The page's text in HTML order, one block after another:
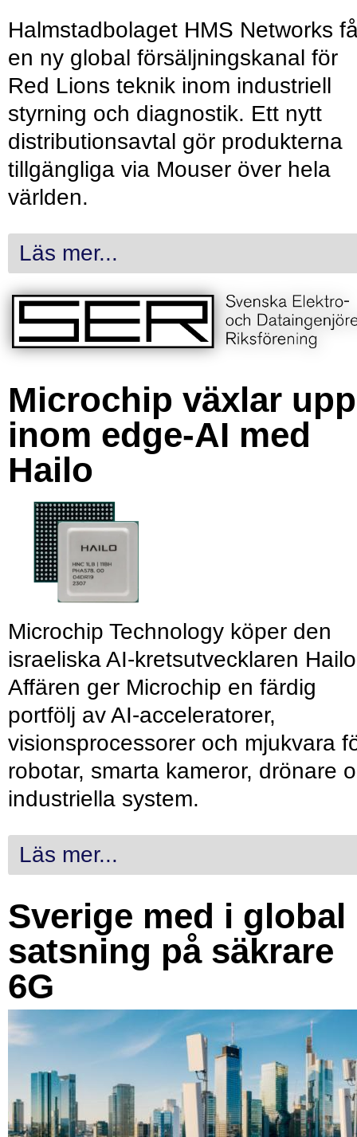
Halmstadbolaget HMS Networks
en ny global försäljningskanal för
Red Lions teknik inom industriell
styrning och diagnostik. Ett nytt
distributionsavtal gör produkterna
tillgängliga via Mouser över hela
världen.
Läs mer...
Microchip växlar upp
inom edge-AI med
Hailo
Microchip Technology köper den
israeliska AI-kretsutvecklaren
Affären ger Microchip en färdig
portfölj av AI-acceleratorer,
visionsprocessorer och mjukvara
robotar, smarta kameror, drönare
industriella system.
Läs mer...
Sverige med i global
satsning på säkrare
6G